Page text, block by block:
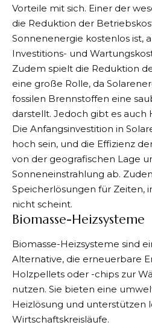
Vorteile mit sich. Einer der
die Reduktion der
Sonnenenergie kostenlos ist,
Investitions- und
Zudem spielt die Reduktion
eine große Rolle, da
fossilen Brennstoffen eine
darstellt. Jedoch gibt es auch
Die Anfangsinvestition in
hoch sein, und die Effizienz
von der geografischen Lage
Sonneneinstrahlung ab.
Speicherlösungen für Zeiten,
nicht scheint.
Biomasse-Heizsysteme
Biomasse-Heizsysteme sind
Alternative, die erneuerbare
Holzpellets oder -chips zur
nutzen. Sie bieten eine
Heizlösung und unterstützen
Wirtschaftskreisläufe.